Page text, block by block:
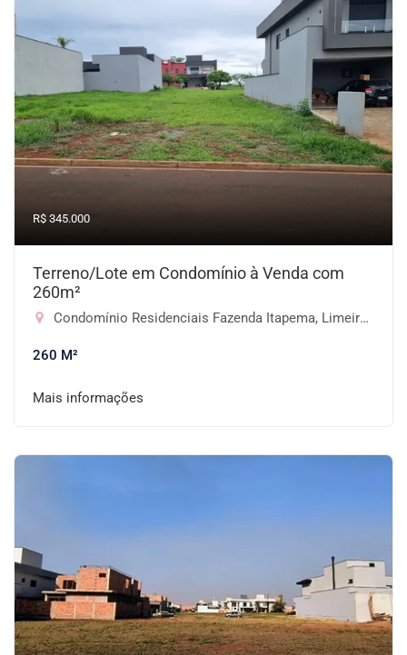
R$ 345.000
Terreno/Lote em Condomínio à Venda com
260m²
Condomínio Residenciais Fazenda Itapema, Limeira-SP
260 M²
Mais informações